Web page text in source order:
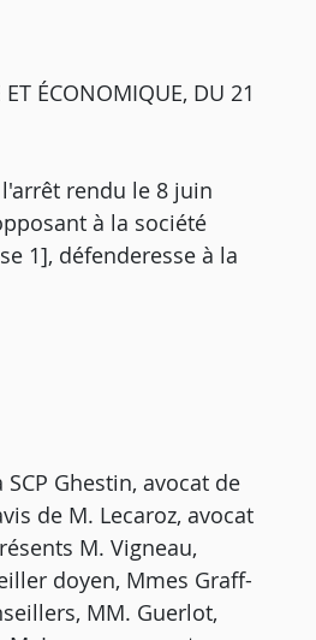
ET ÉCONOMIQUE, DU 21
rendu le 8 juin
à la société
1], défenderesse à la
Ghestin, avocat de
de M. Lecaroz, avocat
M. Vigneau,
doyen, Mmes Graff-
MM. Guerlot,